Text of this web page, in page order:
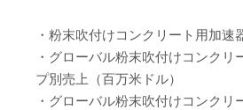
・粉末吹付けコンクリート用加速
・グローバル粉末吹付けコンクリ
プ別売上（百万米ドル）
・グローバル粉末吹付けコンクリ